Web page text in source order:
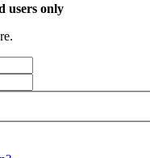
users only